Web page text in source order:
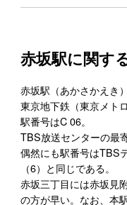
赤坂駅に関す
赤坂駅（あかさかえき
東京地下鉄（東京メト
駅番号はC 06。
TBS放送センターの最
偶然にも駅番号はTBS
（6）と同じである。
赤坂三丁目には赤坂見
の方が早い。なお、本